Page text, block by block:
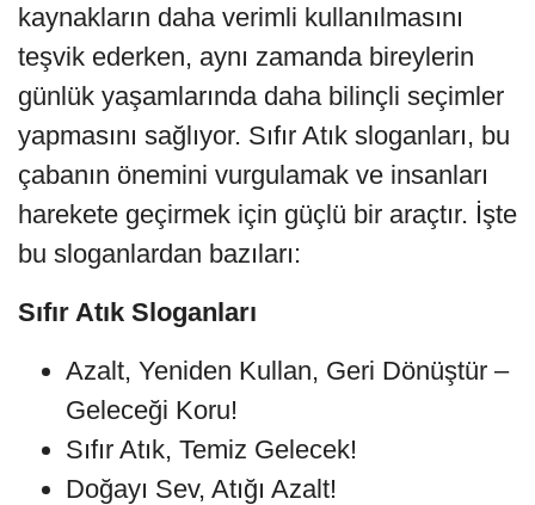
kaynakların daha verimli kullanılmasını
teşvik ederken, aynı zamanda bireylerin
günlük yaşamlarında daha bilinçli seçimler
yapmasını sağlıyor. Sıfır Atık sloganları, bu
çabanın önemini vurgulamak ve insanları
harekete geçirmek için güçlü bir araçtır. İşte
bu sloganlardan bazıları:
Sıfır Atık Sloganları
Azalt, Yeniden Kullan, Geri Dönüştür –
Geleceği Koru!
Sıfır Atık, Temiz Gelecek!
Doğayı Sev, Atığı Azalt!